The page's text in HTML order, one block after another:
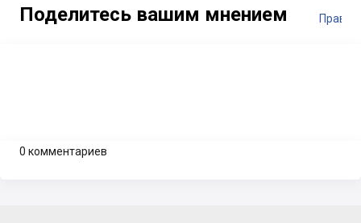
Поделитесь вашим мнением
0 комментариев